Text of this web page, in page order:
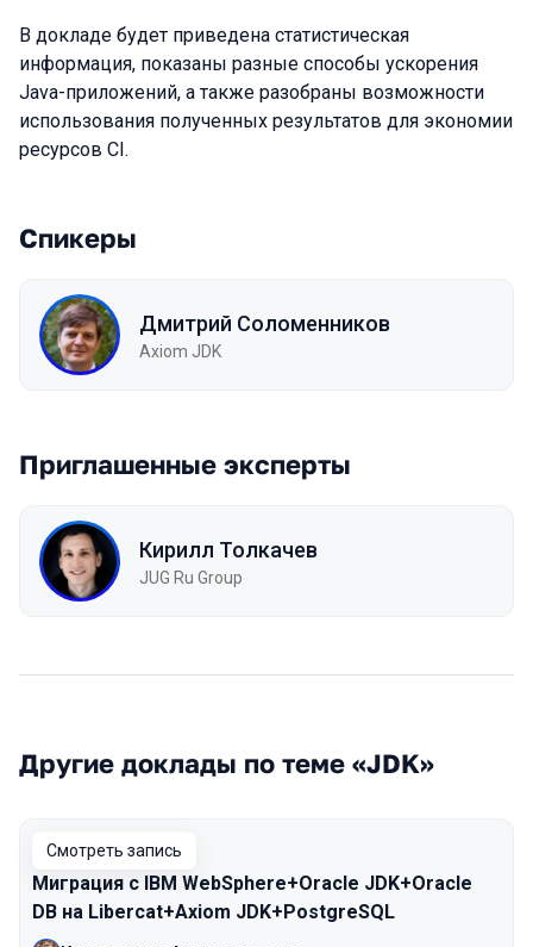
В докладе будет приведена статистическая
информация, показаны разные способы ускорения
Java-приложений, а также разобраны возможности
использования полученных результатов для экономии
ресурсов CI.
Спикеры
Дмитрий Соломенников
Axiom JDK
Приглашенные эксперты
Кирилл Толкачев
JUG Ru Group
Другие доклады по теме «JDK»
Смотреть запись
Миграция с IBM WebSphere+Oracle JDK+Oracle
DB на Libercat+Axiom JDK+PostgreSQL